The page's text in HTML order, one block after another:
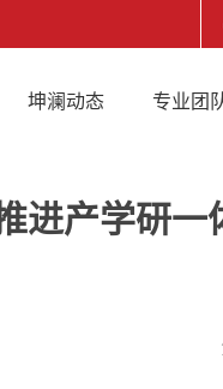
坤澜动态 专业团
进产学研一